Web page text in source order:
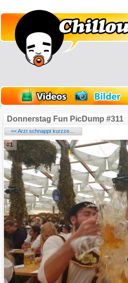
Donnerstag Fun PicDump #311
<< Arzt schnappt kurzze...
#1